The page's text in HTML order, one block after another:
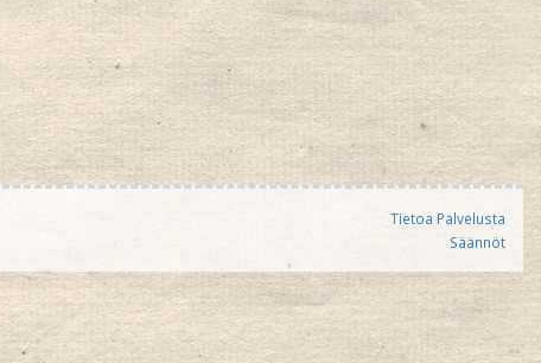
Tietoa Palvelusta
Säännöt